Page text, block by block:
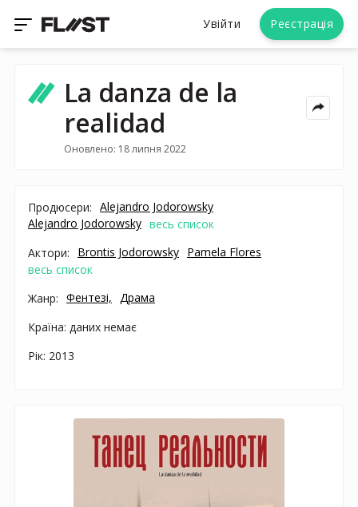
Увійти Реєстрація
La danza de la
realidad
Оновлено: 18 липня 2022
Продюсери: Alejandro Jodorowsky
Alejandro Jodorowsky весь список
Актори:
Brontis Jodorowsky Pamela Flores
весь список
Жанр: Фентезі,
Драма
Країна: даних немає
Рік: 2013